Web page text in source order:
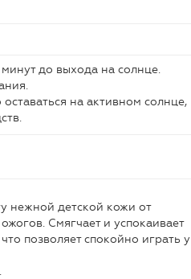
до выхода на солнце.
на активном солнце,
нежной детской кожи от
Смягчает и успокаивает
позволяет спокойно играть у